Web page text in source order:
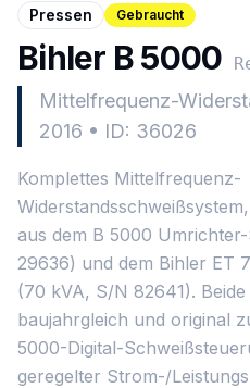
Pressen Gebraucht
Bihler B 5000
Mittelfrequenz-
2016 • ID: 36026
Komplettes Mittelfrequenz-
aus dem B 5000
29636) und dem Bihler ET
(70 kVA, S/N 82641). Beide
baujahrgleich und original
5000-Digital-
geregelter Strom-/